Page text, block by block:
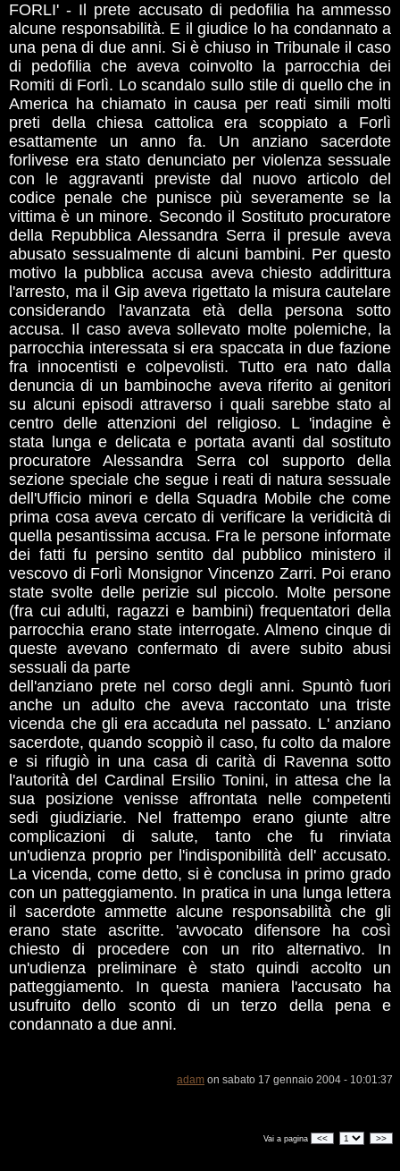
FORLI' - Il prete accusato di pedofilia ha ammesso
alcune responsabilità. E il giudice lo ha condannato a
una pena di due anni. Si è chiuso in Tribunale il caso
di pedofilia che aveva coinvolto la parrocchia dei
Romiti di Forlì. Lo scandalo sullo stile di quello che in
America ha chiamato in causa per reati simili molti
preti della chiesa cattolica era scoppiato a Forlì
esattamente un anno fa. Un anziano sacerdote
forlivese era stato denunciato per violenza sessuale
con le aggravanti previste dal nuovo articolo del
codice penale che punisce più severamente se la
vittima è un minore. Secondo il Sostituto procuratore
della Repubblica Alessandra Serra il presule aveva
abusato sessualmente di alcuni bambini. Per questo
motivo la pubblica accusa aveva chiesto addirittura
l'arresto, ma il Gip aveva rigettato la misura cautelare
considerando l'avanzata età della persona sotto
accusa. Il caso aveva sollevato molte polemiche, la
parrocchia interessata si era spaccata in due fazione
fra innocentisti e colpevolisti. Tutto era nato dalla
denuncia di un bambinoche aveva riferito ai genitori
su alcuni episodi attraverso i quali sarebbe stato al
centro delle attenzioni del religioso. L 'indagine è
stata lunga e delicata e portata avanti dal sostituto
procuratore Alessandra Serra col supporto della
sezione speciale che segue i reati di natura sessuale
dell'Ufficio minori e della Squadra Mobile che come
prima cosa aveva cercato di verificare la veridicità di
quella pesantissima accusa. Fra le persone informate
dei fatti fu persino sentito dal pubblico ministero il
vescovo di Forlì Monsignor Vincenzo Zarri. Poi erano
state svolte delle perizie sul piccolo. Molte persone
(fra cui adulti, ragazzi e bambini) frequentatori della
parrocchia erano state interrogate. Almeno cinque di
queste avevano confermato di avere subito abusi
sessuali da parte
dell'anziano prete nel corso degli anni. Spuntò fuori
anche un adulto che aveva raccontato una triste
vicenda che gli era accaduta nel passato. L' anziano
sacerdote, quando scoppiò il caso, fu colto da malore
e si rifugiò in una casa di carità di Ravenna sotto
l'autorità del Cardinal Ersilio Tonini, in attesa che la
sua posizione venisse affrontata nelle competenti
sedi giudiziarie. Nel frattempo erano giunte altre
complicazioni di salute, tanto che fu rinviata
un'udienza proprio per l'indisponibilità dell' accusato.
La vicenda, come detto, si è conclusa in primo grado
con un patteggiamento. In pratica in una lunga lettera
il sacerdote ammette alcune responsabilità che gli
erano state ascritte. 'avvocato difensore ha così
chiesto di procedere con un rito alternativo. In
un'udienza preliminare è stato quindi accolto un
patteggiamento. In questa maniera l'accusato ha
usufruito dello sconto di un terzo della pena e
condannato a due anni.
adam on sabato 17 gennaio 2004 - 10:01:37
Vai a pagina << >>